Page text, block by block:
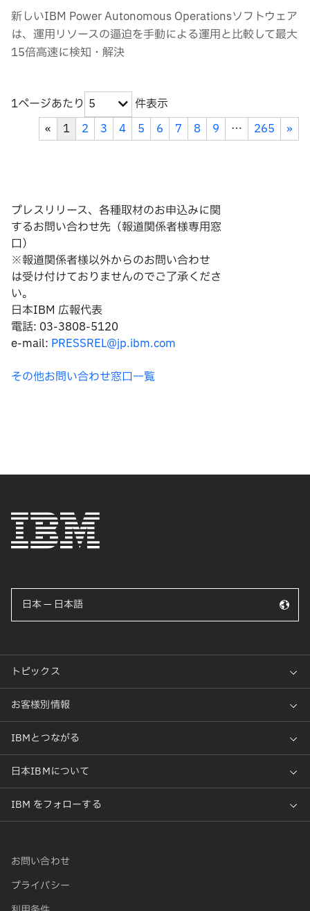
新しいIBM Power Autonomous Operationsソフトウェア
は、運用リソースの逼迫を手動による運用と比較して最大
15倍高速に検知・解決
1ページあたり 5
件表示
«
1 2 3 4 5 6 7 8 9 … 265 »
プレスリリース、各種取材のお申込みに関
するお問い合わせ先（報道関係者様専用窓
口）
※報道関係者様以外からのお問い合わせ
は受け付けておりませんのでご了承くださ
い。
日本IBM 広報代表
電話: 03-3808-5120
e-mail: PRESSREL@jp.ibm.com
その他お問い合わせ窓口一覧
日本 — 日本語
お問い合わせ
プライバシー